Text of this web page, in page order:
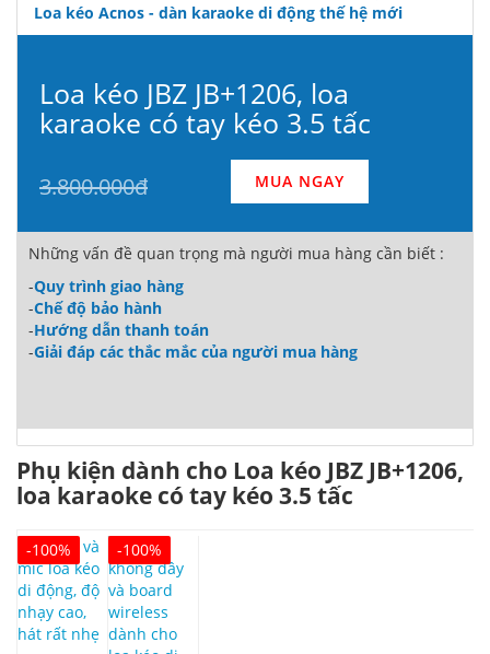
Loa kéo Acnos - dàn karaoke di động thế hệ mới
Loa kéo JBZ JB+1206, loa
karaoke có tay kéo 3.5 tấc
3.800.000đ MUA NGAY
Những vấn đề quan trọng mà người mua hàng cần biết :
-Quy trình giao hàng
-Chế độ bảo hành
-Hướng dẫn thanh toán
-Giải đáp các thắc mắc của người mua hàng
Phụ kiện dành cho Loa kéo JBZ JB+1206,
loa karaoke có tay kéo 3.5 tấc
-100% -100%